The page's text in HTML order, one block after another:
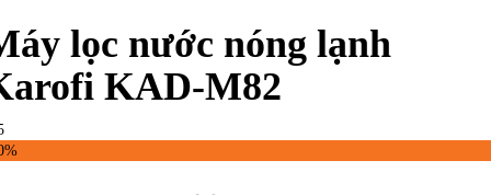
lọc nước nóng lạnh
KAD-M82